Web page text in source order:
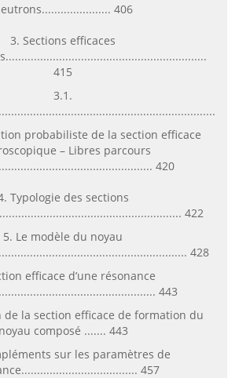
406
3. Sections efficaces
415
3.1.
probabiliste de la section efficace
– Libres parcours
420
Typologie des sections
422
5. Le modèle du noyau
428
efficace d’une résonance
443
de la section efficace de formation du
noyau composé ....... 443
sur les paramètres de
457